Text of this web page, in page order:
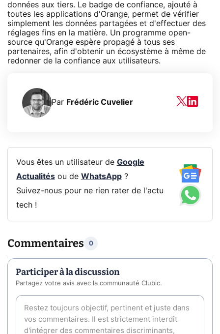
données aux tiers. Le badge de confiance, ajouté à
toutes les applications d'Orange, permet de vérifier
simplement les données partagées et d'effectuer des
réglages fins en la matière. Un programme open-
source qu'Orange espère propagé à tous ses
partenaires, afin d'obtenir un écosystème à même de
redonner de la confiance aux utilisateurs.
Par Frédéric Cuvelier
Vous êtes un utilisateur de Google
Actualitésou de WhatsApp?
Suivez-nous pour ne rien rater de l'actu
tech !
Commentaires 0
Participer à la discussion
Partagez votre avis avec la communauté Clubic.